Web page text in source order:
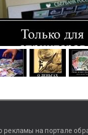
на портале